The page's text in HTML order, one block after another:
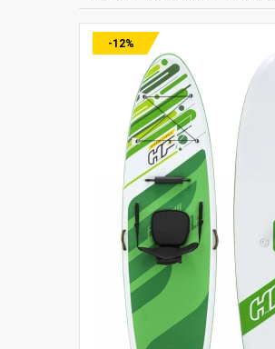
-12%